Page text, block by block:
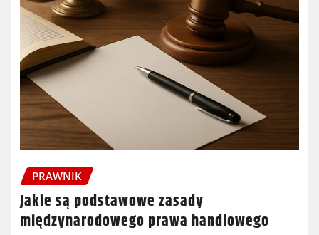
PRAWNIK
Jakie są podstawowe zasady
międzynarodowego prawa handlowego